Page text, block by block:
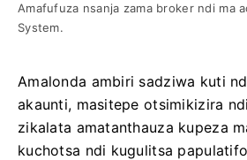
Amafufuza nsanja zama broker ndi ma
System.
Amalonda ambiri sadziwa kuti
akaunti, masitepe otsimikizira
zikalata amatanthauza kupeza
kuchotsa ndi kugulitsa